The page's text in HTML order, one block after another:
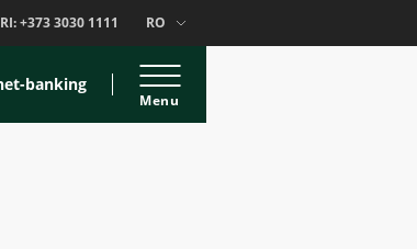
+373 3030 1111 RO
banking
Menu